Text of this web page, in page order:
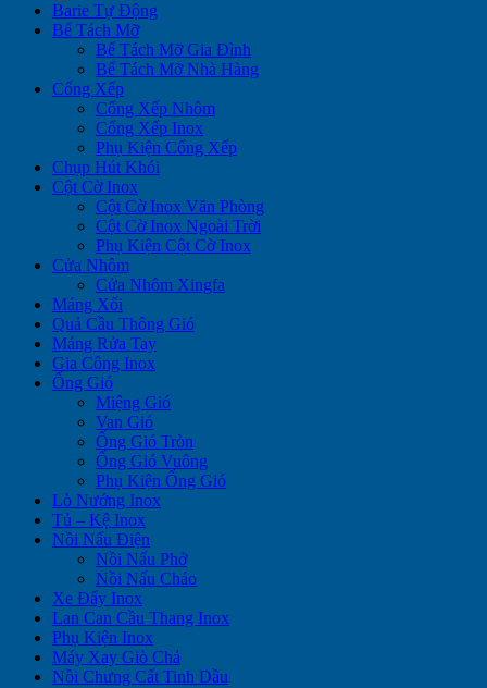
Barie Tự Động
Bể Tách Mỡ
Bể Tách Mỡ Gia Đình
Bể Tách Mỡ Nhà Hàng
Cổng Xếp
Cổng Xếp Nhôm
Cổng Xếp Inox
Phụ Kiện Cổng Xếp
Chụp Hút Khói
Cột Cờ Inox
Cột Cờ Inox Văn Phòng
Cột Cờ Inox Ngoài Trời
Phụ Kiện Cột Cờ Inox
Cửa Nhôm
Cửa Nhôm Xingfa
Máng Xối
Quả Cầu Thông Gió
Máng Rửa Tay
Gia Công Inox
Ống Gió
Miệng Gió
Van Gió
Ống Gió Tròn
Ống Gió Vuông
Phụ Kiện Ống Gió
Lò Nướng Inox
Tủ – Kệ Inox
Nồi Nấu Điện
Nồi Nấu Phở
Nồi Nấu Cháo
Xe Đẩy Inox
Lan Can Cầu Thang Inox
Phụ Kiện Inox
Máy Xay Giò Chả
Nồi Chưng Cất Tinh Dầu